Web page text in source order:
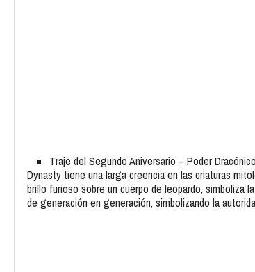
Traje del Segundo Aniversario – Poder Dracónico
Dynasty tiene una larga creencia en las criaturas
brillo furioso sobre un cuerpo de leopardo, simboliza
de generación en generación, simbolizando la